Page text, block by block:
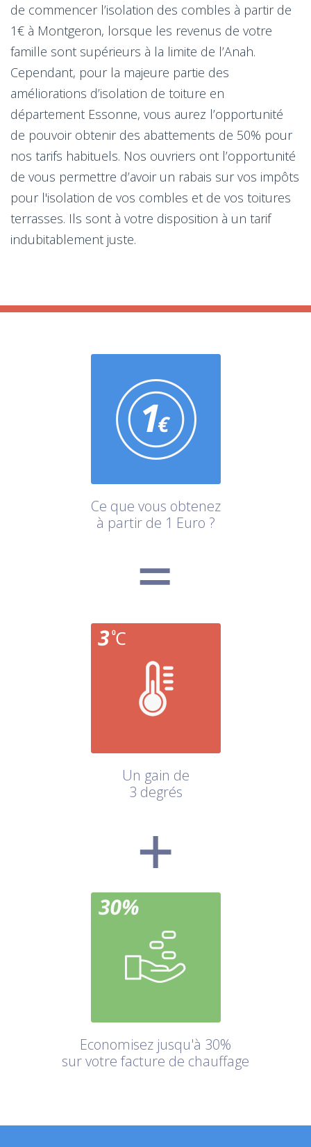
de commencer l’isolation des combles à partir de
1€ à Montgeron, lorsque les revenus de votre
famille sont supérieurs à la limite de l’Anah.
Cependant, pour la majeure partie des
améliorations d’isolation de toiture en
département Essonne, vous aurez l’opportunité
de pouvoir obtenir des abattements de 50% pour
nos tarifs habituels. Nos ouvriers ont l’opportunité
de vous permettre d’avoir un rabais sur vos impôts
pour l'isolation de vos combles et de vos toitures
terrasses. Ils sont à votre disposition à un tarif
indubitablement juste.
Ce que vous obtenez
à partir de 1 Euro ?
Un gain de
3 degrés
Economisez jusqu'à 30%
sur votre facture de chauffage